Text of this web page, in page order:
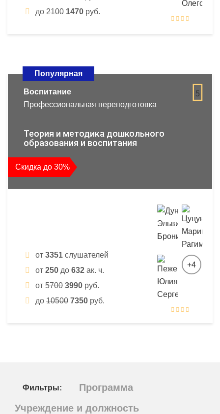
до 2100 1470 руб.
Популярная
5
Воспитание
Профессиональная переподготовка
Теория и методика дошкольного
образования и воспитания
Скидка до 30%
от 3351 слушателей
от 250 до 632 ак. ч.
от 5700 3990 руб.
до 10500 7350 руб.
+4
Фильтры:
Программа
Учреждение и должность